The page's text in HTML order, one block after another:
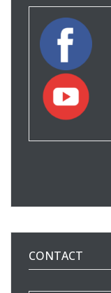
CONTACT